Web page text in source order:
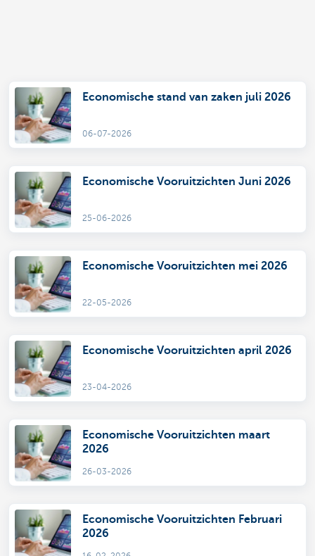
Economische stand van zaken juli 2026
06-07-2026
Economische Vooruitzichten Juni 2026
25-06-2026
Economische Vooruitzichten mei 2026
22-05-2026
Economische Vooruitzichten april 2026
23-04-2026
Economische Vooruitzichten maart
2026
26-03-2026
Economische Vooruitzichten Februari
2026